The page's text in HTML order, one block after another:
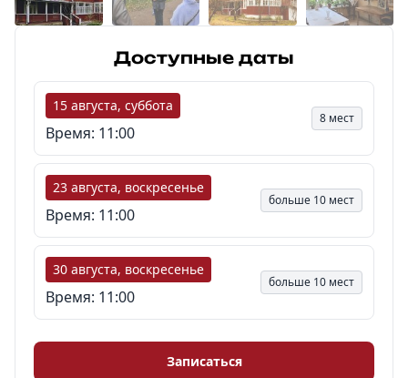
Доступные даты
15 августа, суббота
Время: 11:00
8 мест
23 августа, воскресенье
Время: 11:00
больше 10 мест
30 августа, воскресенье
Время: 11:00
больше 10 мест
Записаться